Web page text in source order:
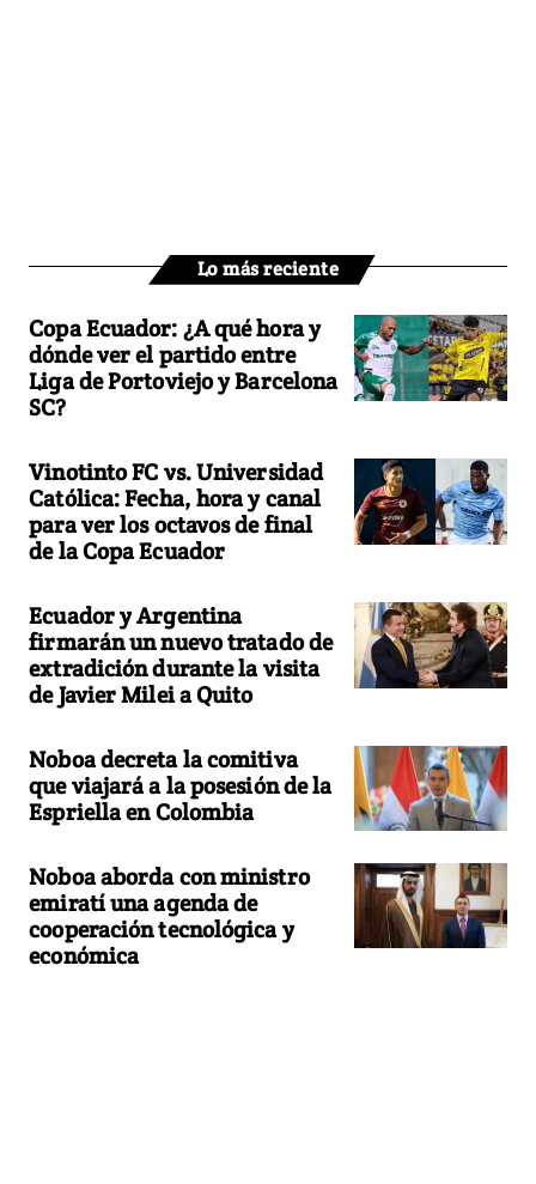
Lo más reciente
Copa Ecuador: ¿A qué hora y
dónde ver el partido entre
Liga de Portoviejo y Barcelona
SC?
Vinotinto FC vs. Universidad
Católica: Fecha, hora y canal
para ver los octavos de final
de la Copa Ecuador
Ecuador y Argentina
firmarán un nuevo tratado de
extradición durante la visita
de Javier Milei a Quito
Noboa decreta la comitiva
que viajará a la posesión de la
Espriella en Colombia
Noboa aborda con ministro
emiratí una agenda de
cooperación tecnológica y
económica